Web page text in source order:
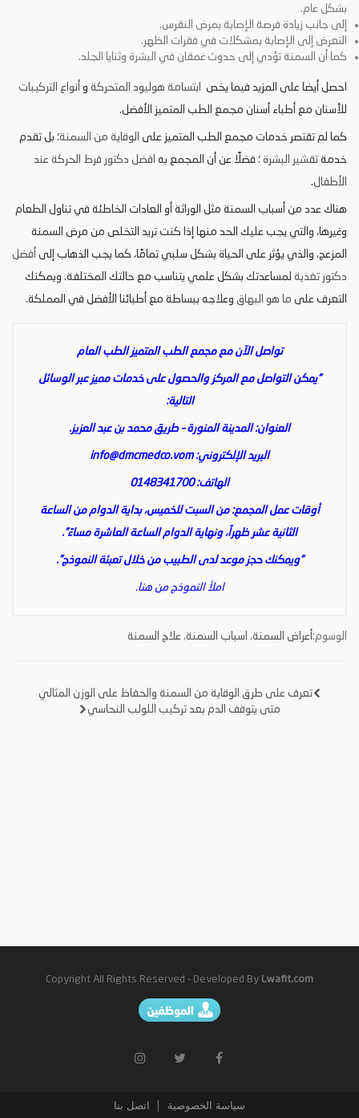
بشكل عام.
إلى جانب زيادة فرصة الإصابة بمرض النقرس.
التعرض إلى الإصابة بمشكلات في فقرات الظهر.
كما أن السمنة تؤدي إلى حدوث غمقان في البشرة وثنايا الجلد.
احصل أيضا على المزيد فيما يخص ابتسامة هوليود المتحركة و أنواع التركيبات
للأسنان مع أطباء أسنان مجمع الطب المتميز الأفضل.
كما لم تقتصر خدمات مجمع الطب المتميز على الوقاية من السمنة؛ بل تقدم
خدمة تقشير البشرة ؛ فضلًا عن أن المجمع به افضل دكتور فرط الحركة عند
الأطفال.
هناك عدد من أسباب السمنة مثل الوراثة أو العادات الخاطئة في تناول الطعام
وغيرها، والتي يجب عليك الحد منها إذا كنت تريد التخلص من مرض السمنة
المزعج، والذي يؤثر على الحياة بشكل سلبي تمامًا، كما يجب الذهاب إلى أفضل
دكتور تغذية لمساعدتك بشكل علمي يتناسب مع حالتك المختلفة. ويمكنك
التعرف على ما هو البهاق وعلاجه ببساطة مع أطبائنا الأفضل في المملكة.
تواصل الآن مع مجمع الطب المتميز الطب العام
“يمكن التواصل مع المركز والحصول على خدمات مميز عبر الوسائل
التالية:
العنوان: المدينة المنورة – طريق محمد بن عبد العزيز.
البريد الإلكتروني:info@dmcmedco.vom
الهاتف: 0148341700
أوقات عمل المجمع: من السبت للخميس، بداية الدوام من الساعة
الثانية عشر ظهراً، ونهاية الدوام الساعة العاشرة مساءً”.
“ويمكنك حجز موعد لدى الطبيب من خلال تعبئة النموذج”.
املأ النموذج من هنا.
الوسوم: أعراض السمنة, اسباب السمنة, علاج السمنة
تصفّحتعرف على طرق الوقاية من السمنة والحفاظ على الوزن المثالي
متى يتوقف الدم بعد تركيب اللولب النحاسي
Copyright All Rights Reserved - Developed By Lwafit.com
سياسة الخصوصية اتصل بنا